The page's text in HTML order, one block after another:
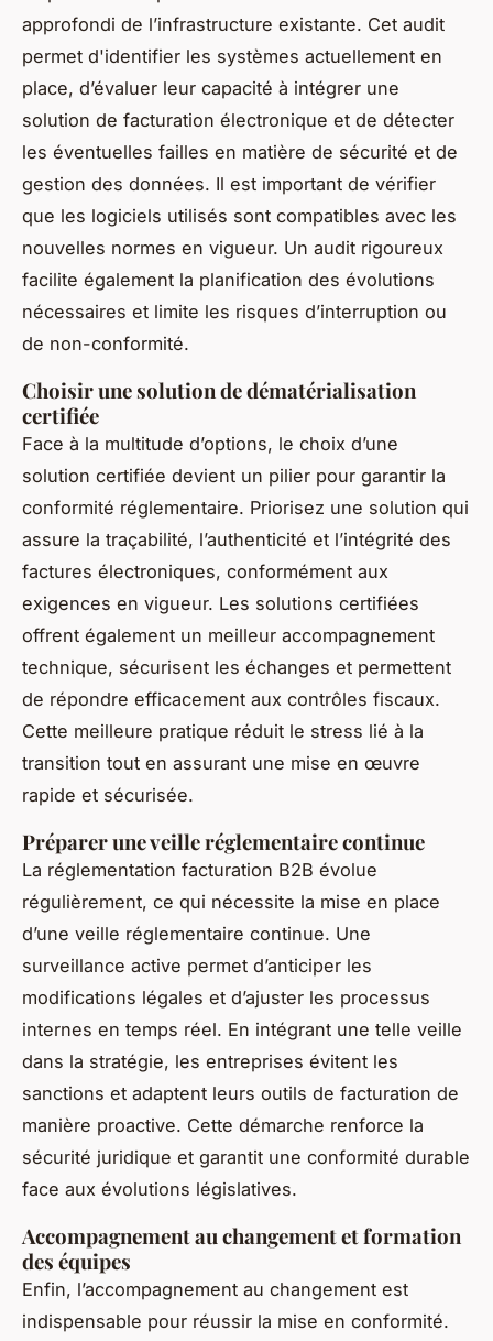
approfondi de l’infrastructure existante. Cet audit
permet d'identifier les systèmes actuellement en
place, d’évaluer leur capacité à intégrer une
solution de facturation électronique et de détecter
les éventuelles failles en matière de sécurité et de
gestion des données. Il est important de vérifier
que les logiciels utilisés sont compatibles avec les
nouvelles normes en vigueur. Un audit rigoureux
facilite également la planification des évolutions
nécessaires et limite les risques d’interruption ou
de non-conformité.
Choisir une solution de dématérialisation
certifiée
Face à la multitude d’options, le choix d’une
solution certifiée devient un pilier pour garantir la
conformité réglementaire. Priorisez une solution qui
assure la traçabilité, l’authenticité et l’intégrité des
factures électroniques, conformément aux
exigences en vigueur. Les solutions certifiées
offrent également un meilleur accompagnement
technique, sécurisent les échanges et permettent
de répondre efficacement aux contrôles fiscaux.
Cette meilleure pratique réduit le stress lié à la
transition tout en assurant une mise en œuvre
rapide et sécurisée.
Préparer une veille réglementaire continue
La réglementation facturation B2B évolue
régulièrement, ce qui nécessite la mise en place
d’une veille réglementaire continue. Une
surveillance active permet d’anticiper les
modifications légales et d’ajuster les processus
internes en temps réel. En intégrant une telle veille
dans la stratégie, les entreprises évitent les
sanctions et adaptent leurs outils de facturation de
manière proactive. Cette démarche renforce la
sécurité juridique et garantit une conformité durable
face aux évolutions législatives.
Accompagnement au changement et formation
des équipes
Enfin, l’accompagnement au changement est
indispensable pour réussir la mise en conformité.